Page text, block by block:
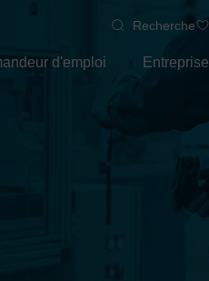
Recherche
d'emploi Entreprise